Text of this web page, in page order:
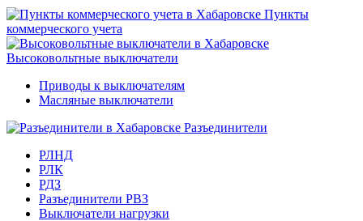
Пункты
коммерческого учета
Высоковольтные выключатели
Приводы к выключателям
Масляные выключатели
Разъединители
РЛНД
РЛК
РДЗ
Разъединители РВЗ
Выключатели нагрузки